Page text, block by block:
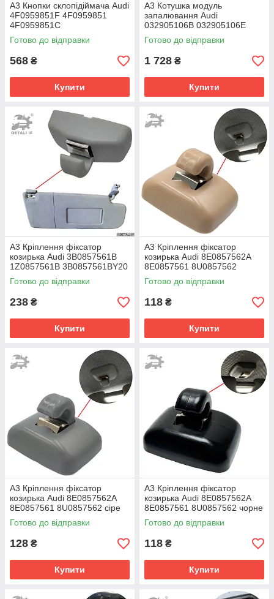
A3 Кнопки склопідіймача Audi
4F0959851F 4F0959851
4F0959851C
Готово до відправки
568 ₴
Купити
A3 Котушка модуль
запалювання Audi
032905106B 032905106E
032905106F
Готово до відправки
1 728 ₴
Купити
A3 Кріплення фіксатор
козирька Audi 3B0857561B
1Z0857561B 3B0857561BY20
Готово до відправки
238 ₴
Купити
A3 Кріплення фіксатор
козирька Audi 8E0857562A
8E0857561 8U0857562
бежеве
Готово до відправки
118 ₴
Купити
A3 Кріплення фіксатор
козирька Audi 8E0857562A
8E0857561 8U0857562 сіре
Готово до відправки
128 ₴
Купити
A3 Кріплення фіксатор
козирька Audi 8E0857562A
8E0857561 8U0857562 чорне
Готово до відправки
118 ₴
Купити